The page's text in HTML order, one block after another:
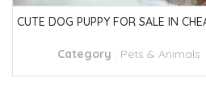
CUTE DOG PUPPY FOR SALE IN
Category : Pets & Animals